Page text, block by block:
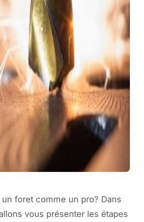
foret comme un pro? Dans
vous présenter les étapes